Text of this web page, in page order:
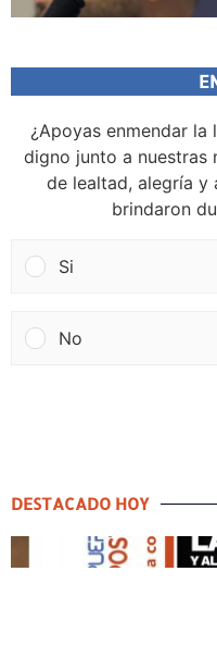
¿Apoyas enmendar
digno junto a nuestras
de lealtad, alegría y
brindaron
Si
No
DESTACADO HOY